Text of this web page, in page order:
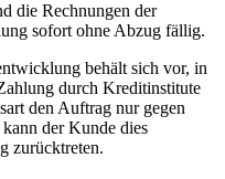
die Rechnungen der
sofort ohne Abzug fällig.
behält sich vor, in
durch Kreditinstitute
den Auftrag nur gegen
der Kunde dies
zurücktreten.